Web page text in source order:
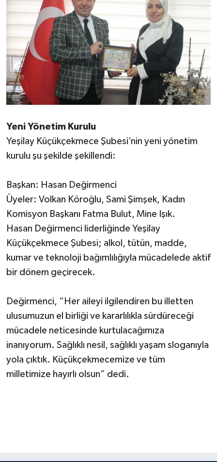
Yeni Yönetim Kurulu
Yeşilay Küçükçekmece Şubesi’nin yeni yönetim
kurulu şu şekilde şekillendi:
Başkan: Hasan Değirmenci
Üyeler: Volkan Köroğlu, Sami Şimşek, Kadın
Komisyon Başkanı Fatma Bulut, Mine Işık.
Hasan Değirmenci liderliğinde Yeşilay
Küçükçekmece Şubesi; alkol, tütün, madde,
kumar ve teknoloji bağımlılığıyla mücadelede aktif
bir dönem geçirecek.
Değirmenci, “Her aileyi ilgilendiren bu illetten
ulusumuzun el birliği ve kararlılıkla sürdüreceği
mücadele neticesinde kurtulacağımıza
inanıyorum. Sağlıklı nesil, sağlıklı yaşam sloganıyla
yola çıktık. Küçükçekmecemize ve tüm
milletimize hayırlı olsun” dedi.